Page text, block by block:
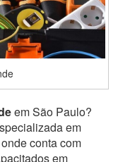
em São Paulo?
em
conta com
em